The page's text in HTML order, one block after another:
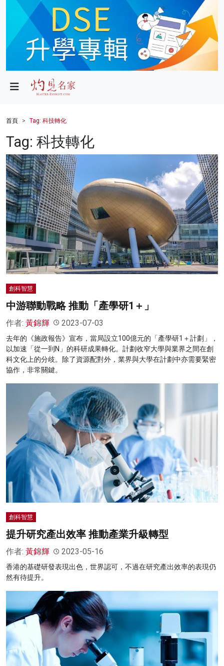
政局
財經
健康
商業
科技
影片
名家榜
灼見活動
首頁 Tag: 科技轉化
Tag: 科技轉化
創科智慧
中游聯動戰略 推動「產學研1＋」
作者: 黃錦輝 2023-07-03
去年的《施政報告》宣布，當局設立100億元的「產學研1＋計劃」，
以加速「從一到N」的科研成果轉化。計劃收窄大學與業界之間在創
科文化上的分歧。除了資源配對外，業界與大學在計劃中亦需要緊密
協作，非常關鍵。
創科智慧
提升研究產出效率 推動產業升級轉型
作者: 黃錦輝 2023-05-16
香港的基礎研發表現出色，世界認可，不過在研究產出效率的表現仍
然有待提升。